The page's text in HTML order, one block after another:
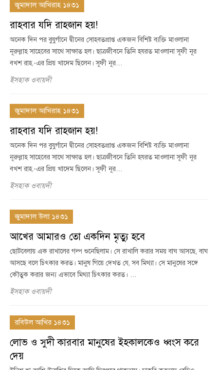
জুমাদাল আখিরাহ ১৪৩১
রাহবার যদি রাহজান হয়!
অনেক দিন পর বুযুর্গানে দ্বীনের সোহবতপ্রাপ্ত একজন বিশিষ্ট ব্যক্তি মাওলানা
নূরুল্লাহ সাহেবের সাথে সাক্ষাত হল। ছাত্রজীবনে তিনি হযরত মাওলানা সূফী নূর
বখশ রাহ.-এর প্রিয় খাদেম ছিলেন। সূফী নূর…
ইসহাক ওবায়দী
জুমাদাল আখিরাহ ১৪৩১
রাহবার যদি রাহজান হয়!
অনেক দিন পর বুযুর্গানে দ্বীনের সোহবতপ্রাপ্ত একজন বিশিষ্ট ব্যক্তি মাওলানা
নূরুল্লাহ সাহেবের সাথে সাক্ষাত হল। ছাত্রজীবনে তিনি হযরত মাওলানা সূফী নূর
বখশ রাহ.-এর প্রিয় খাদেম ছিলেন। সূফী নূর…
ইসহাক ওবায়দী
জুমাদাল উলা ১৪৩১
আখের আমারও তো একদিন মৃত্যু হবে
ছোটবেলায় এক রাখালের গল্প শুনেছিলাম। সে রাখালি করার সময় বাঘ আসছে, বাঘ
আসছে বলে চিৎকার করত। মানুষ গিয়ে দেখত যে, সব মিথ্যা। সে মানুষের সঙ্গে
কৌতুক করার জন্য এভাবে মিথ্যা চিৎকার করত। …
ইসহাক ওবায়দী
রবিউল আখির ১৪৩১
লোভ ও সুদী কারবার মানুষের ইহকালকেও ধ্বংস করে
দেয়